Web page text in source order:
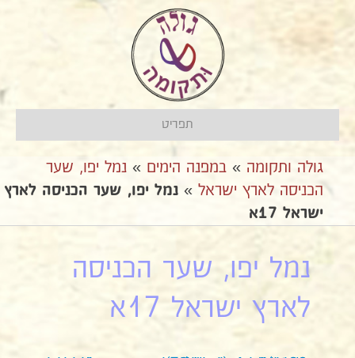
תפריט
גולה ותקומה » במפנה הימים » נמל יפו, שער
הכניסה לארץ ישראל » נמל יפו, שער הכניסה לארץ
ישראל 17א
נמל יפו, שער הכניסה
לארץ ישראל 17א